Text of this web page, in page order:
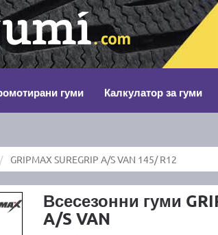
гуми Калкулатор за гуми
GRIPMAX SUREGRIP A/S VAN 145/ R12
Всесезонни гуми
A/S VAN